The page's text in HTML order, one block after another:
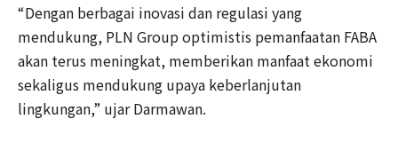
“Dengan berbagai inovasi dan regulasi yang
mendukung, PLN Group optimistis pemanfaatan FABA
akan terus meningkat, memberikan manfaat ekonomi
sekaligus mendukung upaya keberlanjutan
lingkungan,” ujar Darmawan.